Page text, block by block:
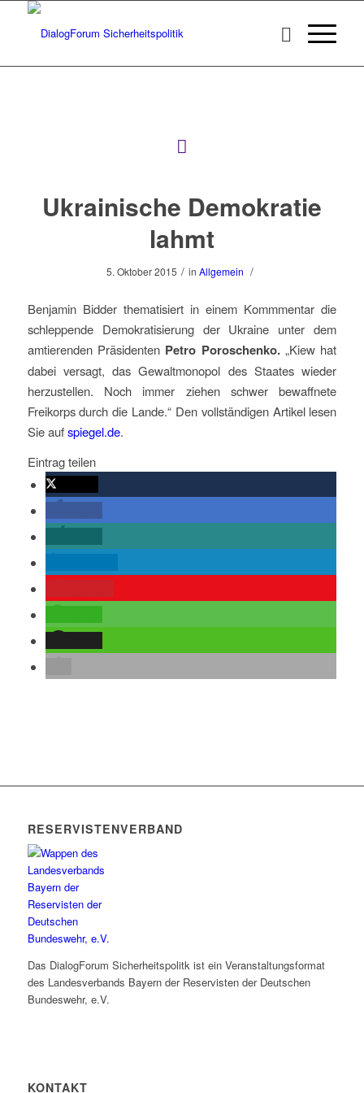
Ukrainische Demokratie
lahmt
5. Oktober 2015 / in Allgemein /
Benjamin Bidder thematisiert in einem Kommmentar die
schleppende Demokratisierung der Ukraine unter dem
amtierenden PräsidentenPetro Poroschenko.„Kiew hat
dabei versagt, das Gewaltmonopol des Staates wieder
herzustellen. Noch immer ziehen schwer bewaffnete
Freikorps durch die Lande.“ Den vollständigen Artikel lesen
Sie aufspiegel.de.
Eintrag teilen
RESERVISTENVERBAND
Das DialogForum Sicherheitspolitk ist ein Veranstaltungsformat
des Landesverbands Bayern der Reservisten der Deutschen
Bundeswehr, e.V.
KONTAKT